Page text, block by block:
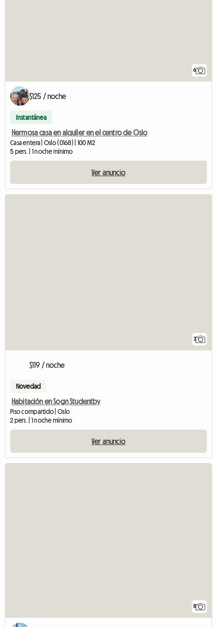
6
$125 / noche
Instantánea
Hermosa casa en alquiler en el centro de Oslo
Casa entera | Oslo (0168) | 100 M2
5 pers. | 1 noche mínimo
Ver anuncio
2
$119 / noche
Novedad
Habitación en Sogn Studentby
Piso compartido | Oslo
2 pers. | 1 noche mínimo
Ver anuncio
8